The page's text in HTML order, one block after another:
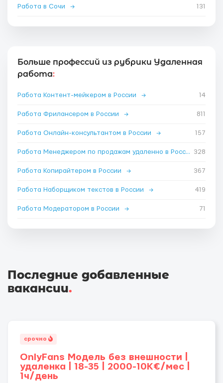
Работа в Сочи → 131
Больше профессий из рубрики Удаленная
работа:
Работа Контент-мейкером в России → 14
Работа Фрилансером в России → 811
Работа Онлайн-консультантом в России → 157
Работа Менеджером по продажам удаленно в России →
328
Работа Копирайтером в России → 367
Работа Наборщиком текстов в России → 419
Работа Модератором в России → 71
Последние добавленные
вакансии.
срочно
OnlyFans Модель без внешности |
удаленка | 18-35 | 2000-10K€/мес |
1ч/день